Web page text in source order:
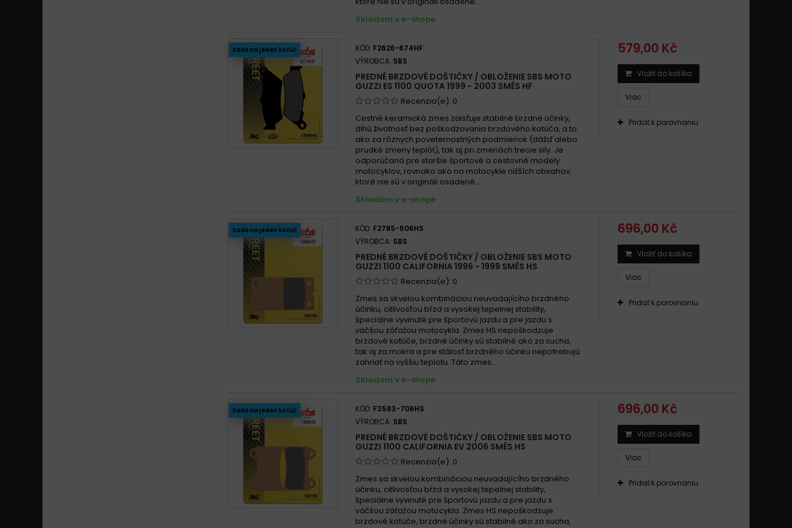
Moto Guzzi ES 1100 Quota 1999 - 2003
Moto Guzzi EV 1100 California, 80, Touring 2001
Moto Guzzi EV 1100 California, 80, Touring 2001 -
Moto Guzzi EV 1100 California 1994 - 1997
Moto Guzzi EV 1100 California 1997 - 2000
Moto Guzzi EV 1100 California 1998 - 2000
Moto Guzzi Griso 1100 2005-2008
Moto Guzzi Griso 1100 2005-2009
Moto Guzzi V11 1100 Le Mans, Le Mans Tenni 2001 -
Moto Guzzi V11 1100 Scura, Sport Scura 2002 -
Moto Guzzi V11 1100 Sport, Sport Naked 2001 -
Moto Guzzi V11 1100 Sport, Sport Naked 2001 - 2005
Moto Guzzi V11 1100 Sport 1997 - 2000
Moto Guzzi V11 1100 Sport Rosso Mandell 2001 - 2006
Moto Guzzi V 1100 Breva, ABS 2005 - 2007
Moto Guzzi V 1100 Breva 2004
Skladom v e-shope
Sada na jeden kotúč KÓD: F2626-674HF
VÝROBCA: SBS
PREDNÉ BRZDOVÉ DOŠTIČKY / OBLOŽENIE SBS MOTO
GUZZI ES 1100 QUOTA 1999 - 2003 SMĚS HF
Recenzia(e): 0
Cestné keramická zmes zaisťuje stabilné brzdné účinky,
dlhú životnosť bez poškodzovania brzdového kotúča, a to
ako za rôznych poveternostných podmienok (dážď alebo
prudké zmeny teplôt), tak aj pri zmenách trecie sily. Je
odporúčaná pre staršie športové a cestovné modely
motocyklov, rovnako ako na motocykle nižších obsahov,
ktoré nie sú v origináli osadené...
Skladom v e-shope
579,00 Kč
Vložiť do košíka
Viac
Pridať k porovnaniu
Sada na jeden kotúč KÓD: F2785-506HS
VÝROBCA: SBS
PREDNÉ BRZDOVÉ DOŠTIČKY / OBLOŽENIE SBS MOTO
GUZZI 1100 CALIFORNIA 1996 - 1999 SMĚS HS
Recenzia(e): 0
Zmes sa skvelou kombináciou neuvadajícího brzdného
účinku, citlivosťou bŕzd a vysokej tepelnej stability,
špeciálne vyvinuté pre športovú jazdu a pre jazdu s
väčšou záťažou motocykla. Zmes HS nepoškodzuje
brzdové kotúče, brzdné účinky sú stabilné ako za sucha,
tak aj za mokra a pre stálosť brzdného účinku nepotrebujú
zahriať na vyššiu teplotu. Táto zmes...
Skladom v e-shope
696,00 Kč
Vložiť do košíka
Viac
Pridať k porovnaniu
Sada na jeden kotúč KÓD: F3583-706HS
VÝROBCA: SBS
PREDNÉ BRZDOVÉ DOŠTIČKY / OBLOŽENIE SBS MOTO
GUZZI 1100 CALIFORNIA EV 2006 SMĚS HS
Recenzia(e): 0
Zmes sa skvelou kombináciou neuvadajícího brzdného
účinku, citlivosťou bŕzd a vysokej tepelnej stability,
špeciálne vyvinuté pre športovú jazdu a pre jazdu s
väčšou záťažou motocykla. Zmes HS nepoškodzuje
brzdové kotúče, brzdné účinky sú stabilné ako za sucha,
696,00 Kč
Vložiť do košíka
Viac
Pridať k porovnaniu